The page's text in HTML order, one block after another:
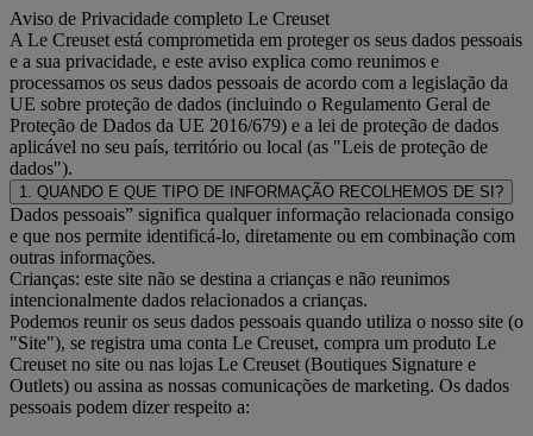
Aviso de Privacidade completo Le Creuset
A Le Creuset está comprometida em proteger os seus dados pessoais
e a sua privacidade, e este aviso explica como reunimos e
processamos os seus dados pessoais de acordo com a legislação da
UE sobre proteção de dados (incluindo o Regulamento Geral de
Proteção de Dados da UE 2016/679) e a lei de proteção de dados
aplicável no seu país, território ou local (as "Leis de proteção de
dados").
1. QUANDO E QUE TIPO DE INFORMAÇÃO RECOLHEMOS DE SI?
Dados pessoais” significa qualquer informação relacionada consigo
e que nos permite identificá-lo, diretamente ou em combinação com
outras informações.
Crianças: este site não se destina a crianças e não reunimos
intencionalmente dados relacionados a crianças.
Podemos reunir os seus dados pessoais quando utiliza o nosso site (o
"Site"), se registra uma conta Le Creuset, compra um produto Le
Creuset no site ou nas lojas Le Creuset (Boutiques Signature e
Outlets) ou assina as nossas comunicações de marketing. Os dados
pessoais podem dizer respeito a: